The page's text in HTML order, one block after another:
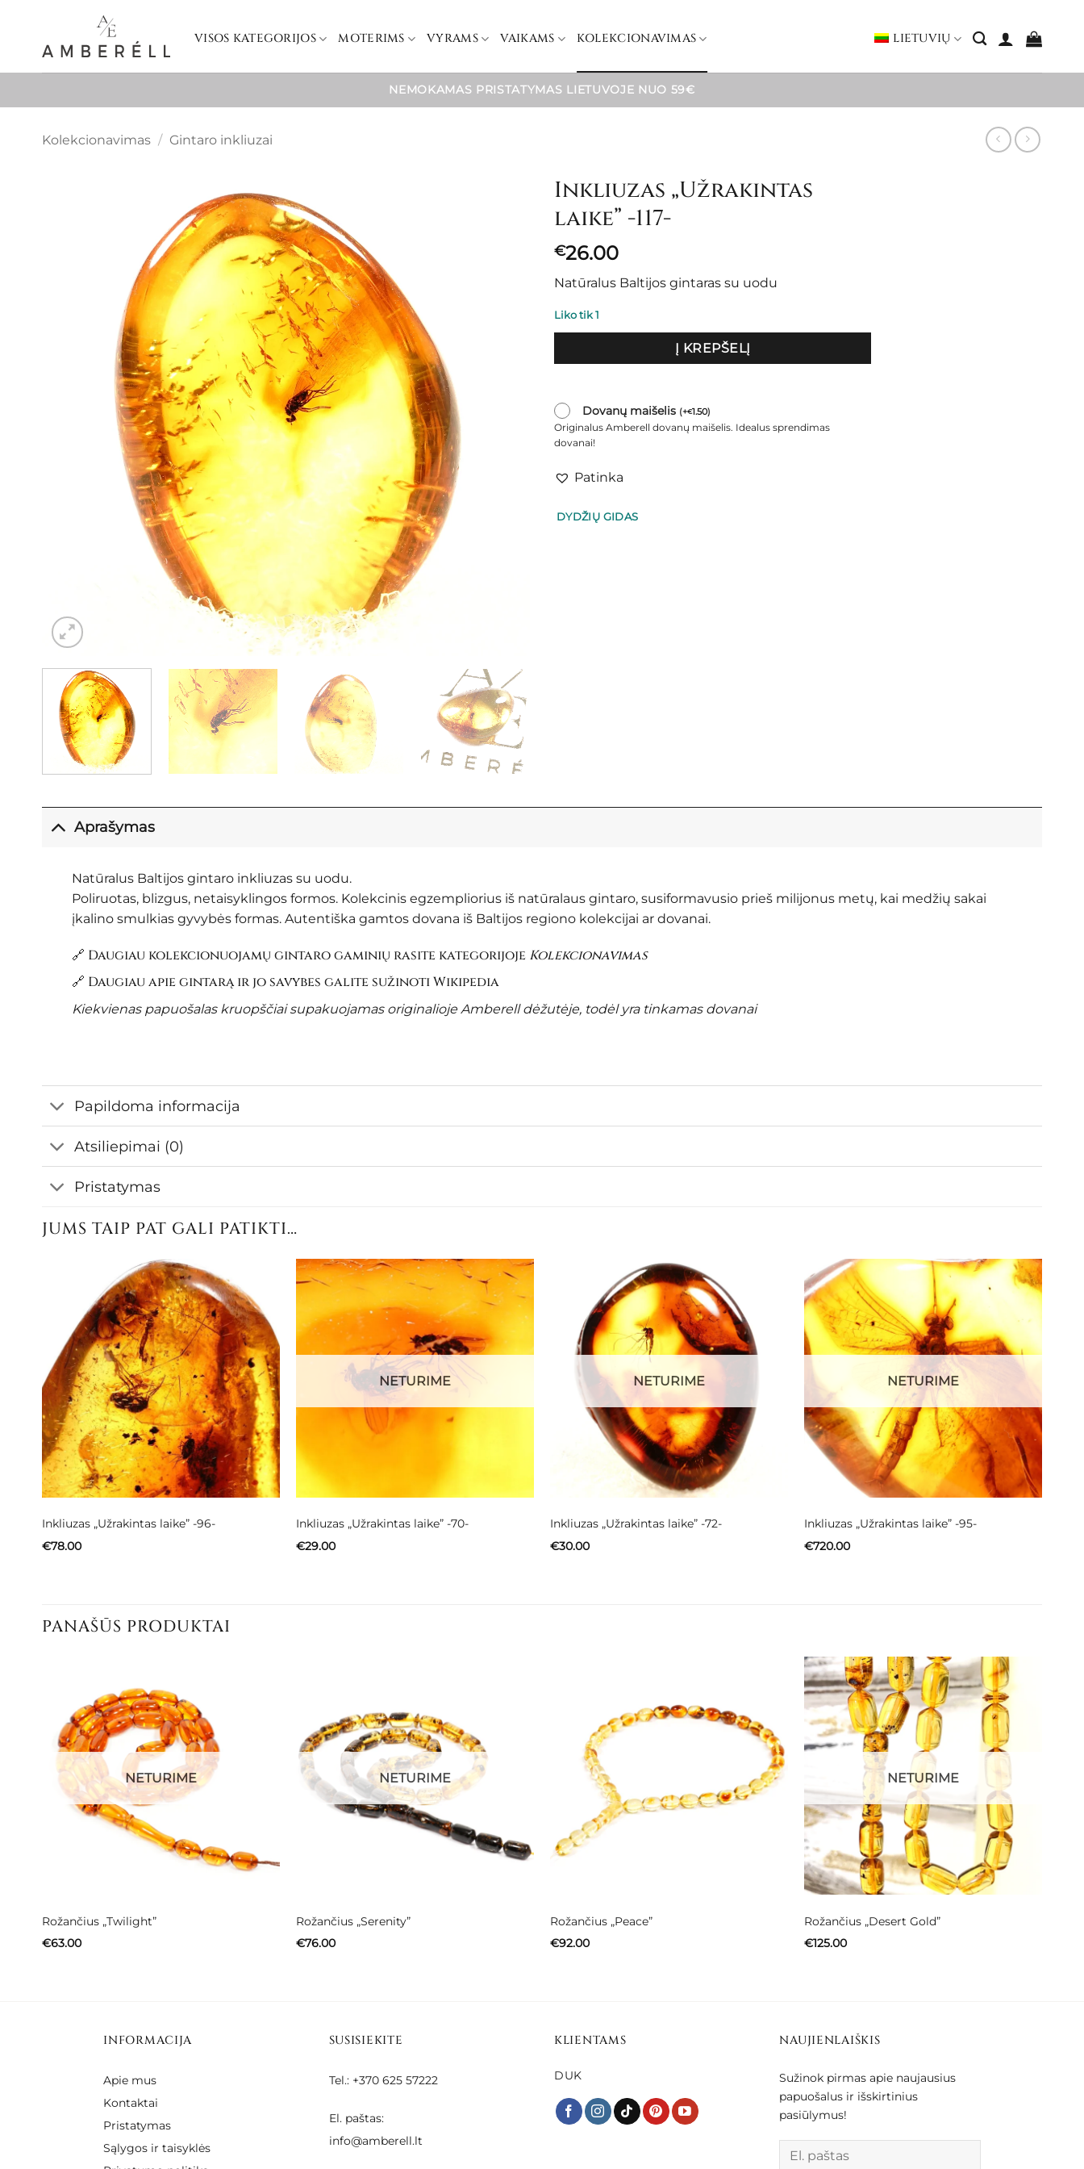
content
VISOS KATEGORIJOS MOTERIMS VYRAMS VAIKAMS KOLEKCIONAVIMAS LIETUVIŲ
NEMOKAMAS PRISTATYMAS LIETUVOJE NUO 59€
Kolekcionavimas / Gintaro inkliuzai
Inkliuzas „Užrakintas
laike” -117-
€26.00
Natūralus Baltijos gintaras su uodu
Liko tik 1
Į KREPŠELĮ
Dovanų maišelis (+€1.50)
Originalus Amberell dovanų maišelis. Idealus sprendimas
dovanai!
Patinka
DYDŽIŲ GIDAS
Aprašymas
Natūralus Baltijos gintaro inkliuzas su uodu.
Poliruotas, blizgus, netaisyklingos formos. Kolekcinis egzempliorius iš natūralaus gintaro, susiformavusio prieš milijonus metų, kai medžių sakai
įkalino smulkias gyvybės formas. Autentiška gamtos dovana iš Baltijos regiono kolekcijai ar dovanai.
🔗 Daugiau kolekcionuojamų gintaro gaminių rasite kategorijoje Kolekcionavimas
🔗 Daugiau apie gintarą ir jo savybes galite sužinotiWikipedia
Kiekvienas papuošalas kruopščiai supakuojamas originalioje Amberell dėžutėje, todėl yra tinkamas dovanai
Papildoma informacija
Atsiliepimai (0)
Pristatymas
JUMS TAIP PAT GALI PATIKTI…
Inkliuzas „Užrakintas laike” -96-
€78.00
NETURIME
Inkliuzas „Užrakintas laike” -70-
€29.00
NETURIME
Inkliuzas „Užrakintas laike” -72-
€30.00
NETURIME
Inkliuzas „Užrakintas laike” -95-
€720.00
PANAŠŪS PRODUKTAI
NETURIME
Rožančius „Twilight”
€63.00
NETURIME
Rožančius „Serenity”
€76.00
Rožančius „Peace”
€92.00
NETURIME
Rožančius „Desert Gold”
€125.00
INFORMACIJA
Apie mus
Kontaktai
Pristatymas
Sąlygos ir taisyklės
SUSISIEKITE
Tel.: +370 625 57222
El. paštas:
info@amberell.lt
KLIENTAMS
DUK
NAUJIENLAIŠKIS
Sužinok pirmas apie naujausius
papuošalus ir išskirtinius
pasiūlymus!